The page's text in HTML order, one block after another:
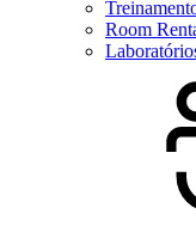
Room